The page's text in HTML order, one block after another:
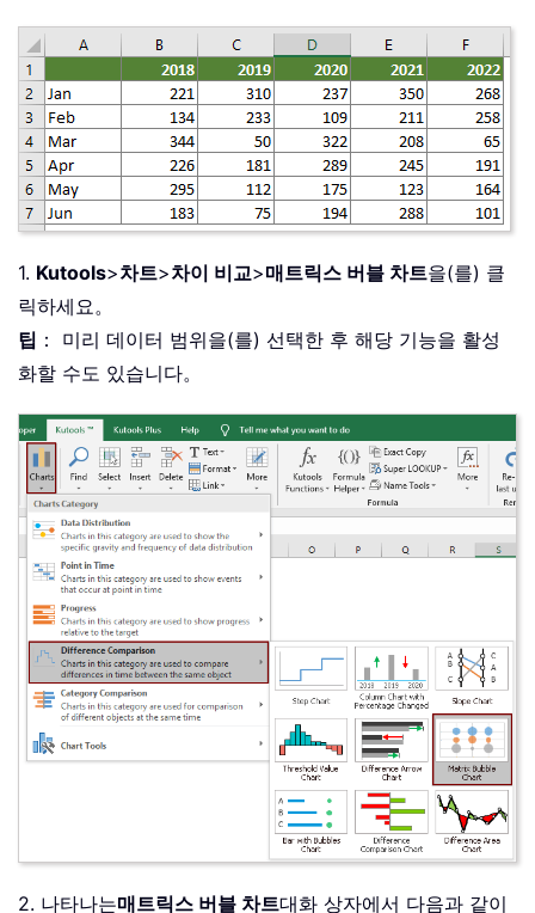
1. Kutools>차트>차이 비교>매트릭스 버블 차트을(를) 클
릭하세요。
팁 ： 미리 데이터 범위을(를) 선택한 후 해당 기능을 활성
화할 수도 있습니다。
2. 나타나는매트릭스 버블 차트대화 상자에서 다음과 같이